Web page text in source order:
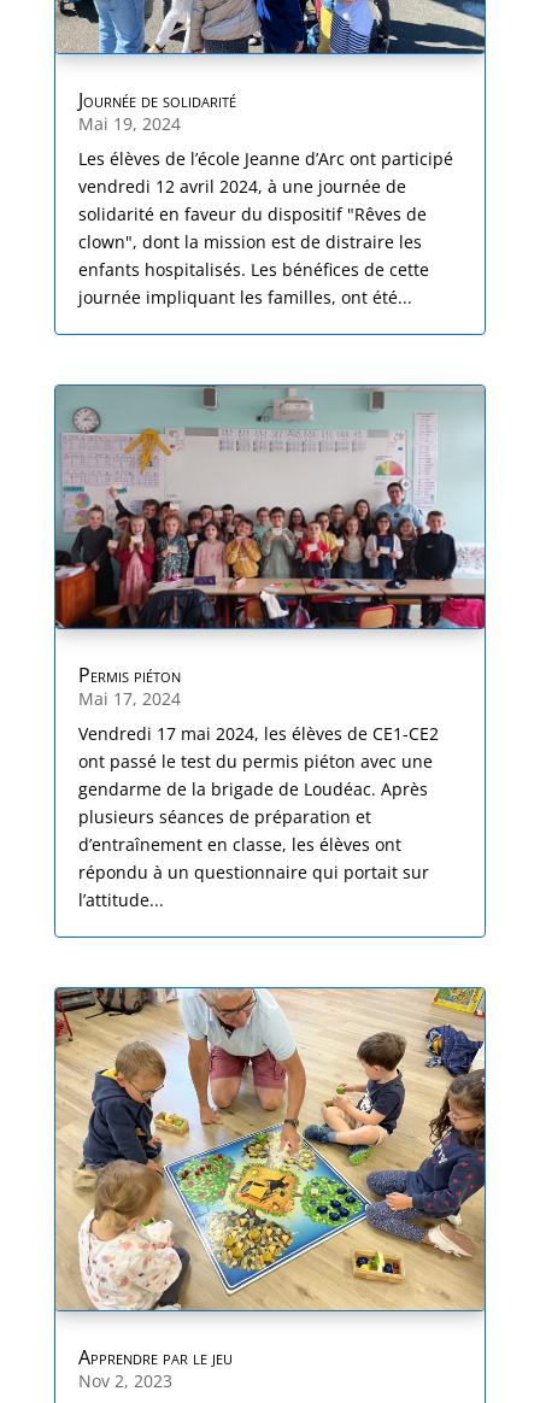
Journée de solidarité
Mai 19, 2024
Les élèves de l’école Jeanne d’Arc ont participé
vendredi 12 avril 2024, à une journée de
solidarité en faveur du dispositif "Rêves de
clown", dont la mission est de distraire les
enfants hospitalisés. Les bénéfices de cette
journée impliquant les familles, ont été...
Permis piéton
Mai 17, 2024
Vendredi 17 mai 2024, les élèves de CE1-CE2
ont passé le test du permis piéton avec une
gendarme de la brigade de Loudéac. Après
plusieurs séances de préparation et
d’entraînement en classe, les élèves ont
répondu à un questionnaire qui portait sur
l’attitude...
Apprendre par le jeu
Nov 2, 2023